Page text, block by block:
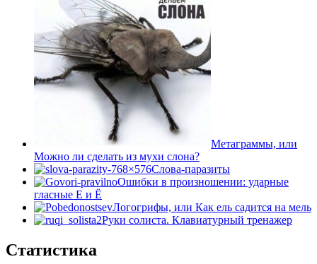
Метаграммы, или
Можно ли сделать из мухи слона?
Слова-паразиты
Ошибки в произношении: ударные
гласные Е и Ё
Логогрифы, или Как ель садится на мель
Руки солиста. Клавиатурный тренажер
Статистика